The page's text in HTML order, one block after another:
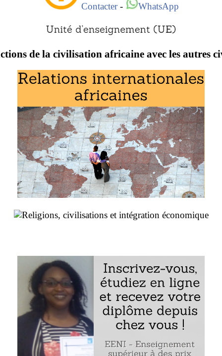
Contacter- WhatsApp
de la civilisation africaine avec les autres
économiques civilisation africaine
hindoue